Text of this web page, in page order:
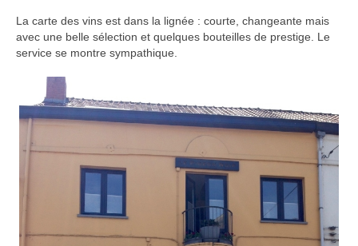
La carte des vins est dans la lignée : courte, changeante mais
avec une belle sélection et quelques bouteilles de prestige. Le
service se montre sympathique.